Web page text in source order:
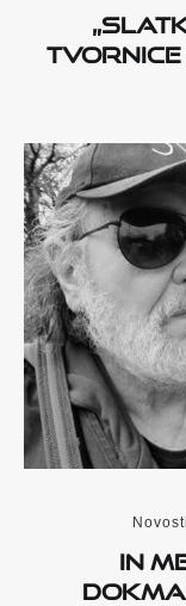
tvornice
Novosti
IN